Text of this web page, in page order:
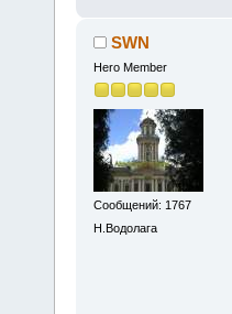
SWN
Hero Member
Сообщений: 1767
Н.Водолага